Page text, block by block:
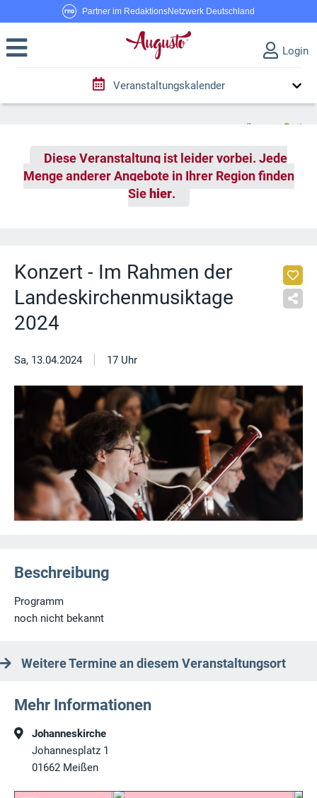
Partner im RedaktionsNetzwerk Deutschland
Login
Veranstaltungskalender
Diese Veranstaltung ist leider vorbei. Jede
Menge anderer Angebote in Ihrer Region finden
Sie hier.
Konzert - Im Rahmen der
Landeskirchenmusiktage
2024
Sa, 13.04.2024 | 17 Uhr
Beschreibung
Programm
noch nicht bekannt
Weitere Termine an diesem Veranstaltungsort
Mehr Informationen
Johanneskirche
Johannesplatz 1
01662 Meißen